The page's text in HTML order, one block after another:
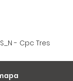
- Cpc Tres